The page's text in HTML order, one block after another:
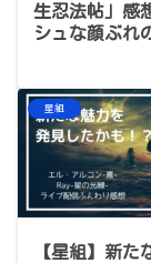
生忍法帖」感
シュな顔ぶれ
星組
【星組】新た